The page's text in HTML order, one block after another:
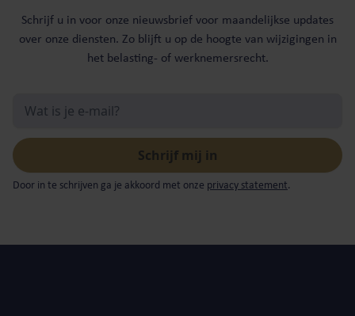
Schrijf u in voor onze nieuwsbrief voor maandelijkse updates
over onze diensten. Zo blijft u op de hoogte van wijzigingen in
het belasting- of werknemersrecht.
Door in te schrijven ga je akkoord met onze privacy statement.